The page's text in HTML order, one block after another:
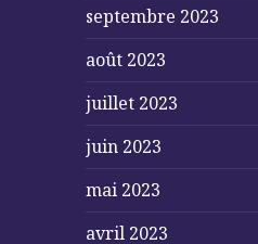
septembre 2023
août 2023
juillet 2023
juin 2023
mai 2023
avril 2023